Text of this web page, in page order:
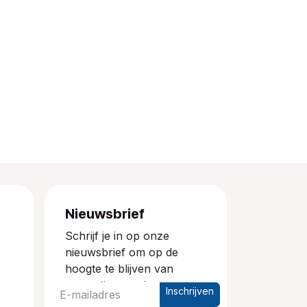
Nieuwsbrief
Schrijf je in op onze
nieuwsbrief om op de
hoogte te blijven van
promoties en nieuwe
producten.
Inschrijven